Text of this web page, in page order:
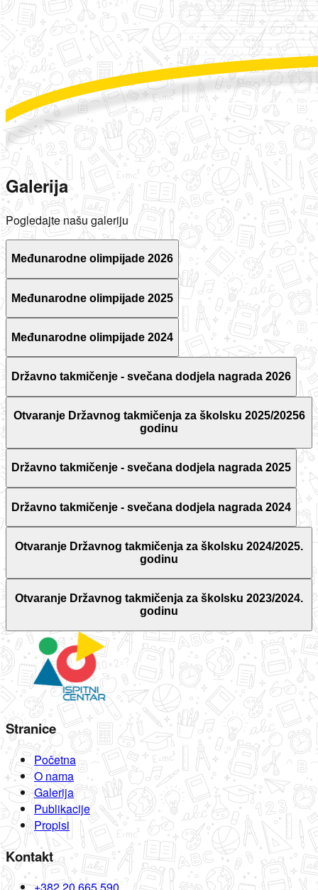
Galerija
Pogledajte našu galeriju
Međunarodne olimpijade 2026
Međunarodne olimpijade 2025
Međunarodne olimpijade 2024
Državno takmičenje - svečana dodjela nagrada 2026
Otvaranje Državnog takmičenja za školsku 2025/20256
godinu
Državno takmičenje - svečana dodjela nagrada 2025
Državno takmičenje - svečana dodjela nagrada 2024
Otvaranje Državnog takmičenja za školsku 2024/2025.
godinu
Otvaranje Državnog takmičenja za školsku 2023/2024.
godinu
Stranice
Početna
O nama
Galerija
Publikacije
Propisi
Kontakt